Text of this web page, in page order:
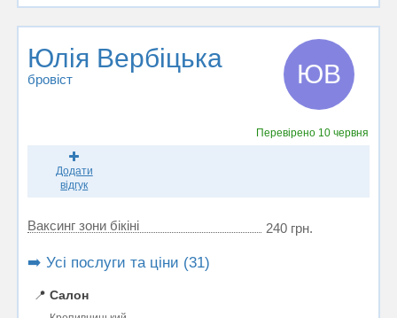
Юлія Вербіцька
бровіст ЮВ
Перевірено 10 червня
Додати
відгук
Ваксинг зони бікіні 240 грн.
➡️ Усі послуги та ціни (31)
📍 Салон